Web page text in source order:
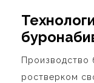
Производство
ростверком